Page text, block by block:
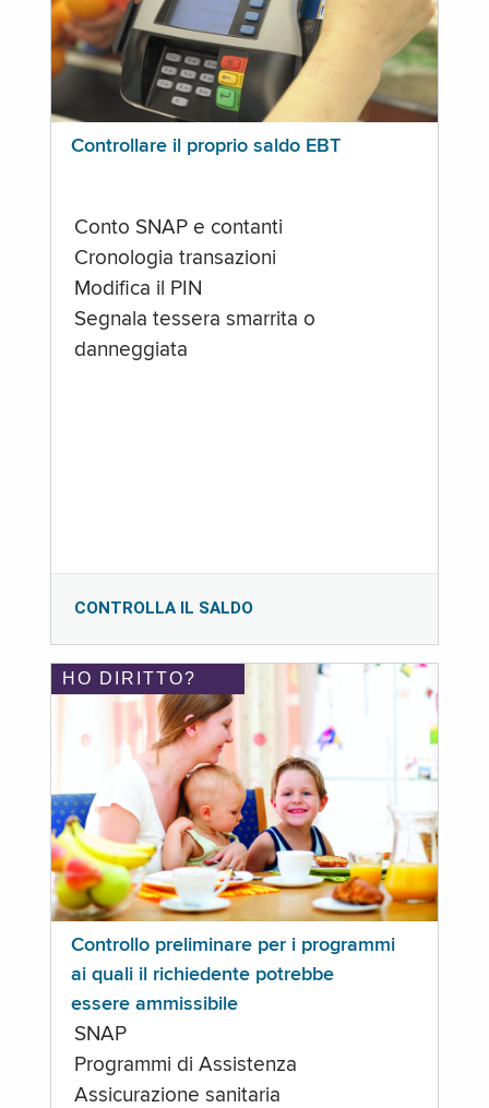
Controllare il proprio saldo EBT
Conto SNAP e contanti
Cronologia transazioni
Modifica il PIN
Segnala tessera smarrita o
danneggiata
CONTROLLA IL SALDO
HO DIRITTO?
Controllo preliminare per i programmi
ai quali il richiedente potrebbe
essere ammissibile
SNAP
Programmi di Assistenza
Assicurazione sanitaria